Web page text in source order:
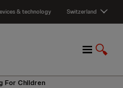
& technology Switzerland
M
n
S
o
For Children